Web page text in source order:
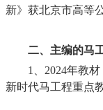
新》获北京市高等
二、主编的马
1
2024年教材
新时代马工程重点